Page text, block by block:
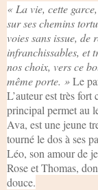
« La vie, cette
sur ses chemins
voies sans issue, de
infranchissables, et
nos choix, vers ce
même porte. »Le
L’auteur est très fort
principal permet au
Ava, est une jeune
tourné le dos à ses
Léo, son amour de
Rose et Thomas,
douce.